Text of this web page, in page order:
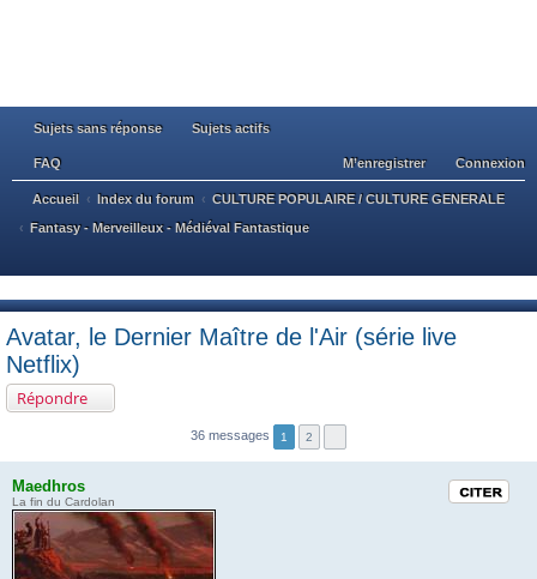
Sujets sans réponse Sujets actifs
FAQ Connexion
M’enregistrer
Accueil Index du forum
CULTURE POPULAIRE / CULTURE GENERALE
Fantasy - Merveilleux - Médiéval Fantastique
he
Avatar, le Dernier Maître de l'Air (série live
Netflix)
Répondre
36 messages 1 2
Maedhros
La fin du Cardolan
Citation